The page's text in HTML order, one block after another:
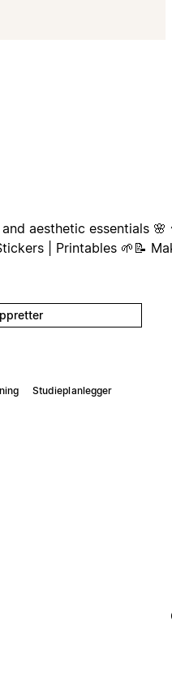
aesthetic essentials 🌸
| Printables 🌱📝
Studieplanlegger